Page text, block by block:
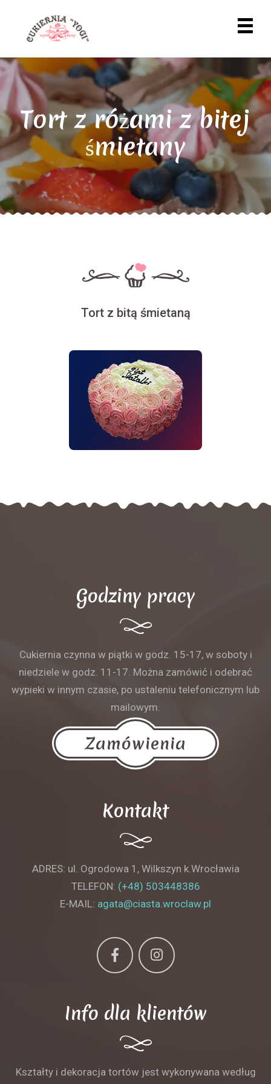
Tort z różami z bitej
śmietany
Tort z bitą śmietaną
Godziny pracy
Cukiernia czynna w piątki w godz. 15-17, w soboty i
niedziele w godz. 11-17. Można zamówić i odebrać
wypieki w innym czasie, po ustaleniu telefonicznym lub
mailowym.
Zamówienia
Kontakt
ADRES: ul. Ogrodowa 1, Wilkszyn k.Wrocławia
TELEFON: (+48) 503448386
E-MAIL: agata@ciasta.wroclaw.pl
Info dla klientów
Kształty i dekoracja tortów jest wykonywana według